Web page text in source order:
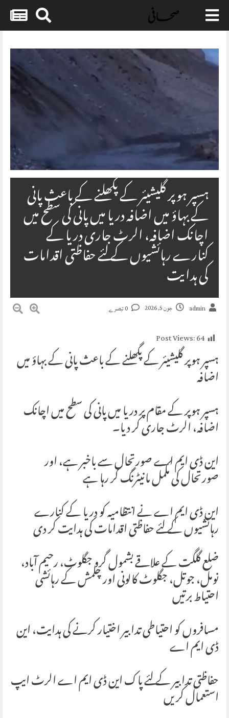
Skip
content
ہسپر ہوپر گلیشیئر کے پگھلنے کے باعث پانی
کے بہاؤ میں اضافہ دریا میں پانی کی سطح میں
اچانک اضافہ، الرٹ جاری دریا کے
کنارے رہائشیوں کے لئے حفاظتی اقدامات
کی ہدایت
admin جون 5, 2026
Post Views:64
ہسپر ہوپر گلیشیئر کے پگھلنے کے باعث پانی کے بہاؤ میں
اضافہ
ہسپر ہوپر کے مقام پر دریا میں پانی کی سطح میں اچانک
اضافہ، الرٹ جاری کر دیا۔
این ڈی ایم اے صورتحال سے باخبر ہے، اور
صورتحال کی مکمل مانیٹرنگ کر رہا ہے
این ڈی ایم اے نے انتظامیہ کو دریا کے کنارے
رہائشیوں کے لئے حفاظتی اقدامات کی ہدایت کر دی
ضلع گلگت کے علاقے بشمول گرو جگلوٹ، رحیم آباد،
نومل، جوتل، جگلوٹ کالونی اور چلمش کے رہائشی
احتیاط برتیں
مسافروں کو احتیاطی تدابیر اختیار کرنے کی ہدایت، این
ڈی ایم اے
حفاظتی تدابیر کے لئے پاک این ڈی ایم اے الرٹ ایپ
استعمال کریں